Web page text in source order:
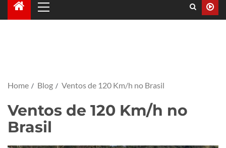
Home Blog Ventos de 120 Km/h no Brasil
Ventos de 120 Km/h no
Brasil